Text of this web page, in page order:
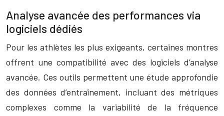
Analyse avancée des performances via
logiciels dédiés
Pour les athlètes les plus exigeants, certaines montres
offrent une compatibilité avec des logiciels d’analyse
avancée. Ces outils permettent une étude approfondie
des données d’entraînement, incluant des métriques
complexes comme la variabilité de la fréquence